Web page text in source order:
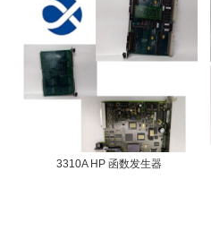
3310A HP 函数发生器